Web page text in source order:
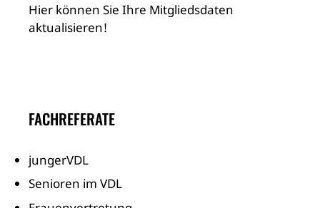
Hier können Sie Ihre Mitgliedsdaten
aktualisieren!
FACHREFERATE
jungerVDL
Senioren im VDL